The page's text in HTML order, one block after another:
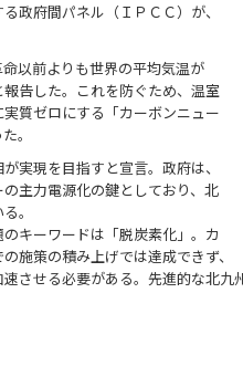
政府間パネル（ＩＰＣＣ）が、
以前よりも世界の平均気温が
告した。これを防ぐため、温室
質ゼロにする「カーボンニュー
。
実現を目指すと宣言。政府は、
主力電源化の鍵としており、北
。
キーワードは「脱炭素化」。カ
施策の積み上げでは達成できず
させる必要がある。先進的な北